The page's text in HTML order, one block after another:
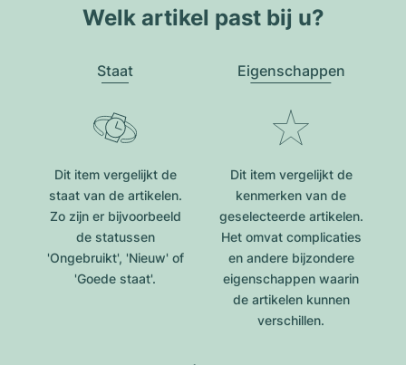
Welk artikel past bij u?
Staat
Dit item vergelijkt de
staat van de artikelen.
Zo zijn er bijvoorbeeld
de statussen
'Ongebruikt', 'Nieuw' of
'Goede staat'.
Eigenschappen
Dit item vergelijkt de
kenmerken van de
geselecteerde artikelen.
Het omvat complicaties
en andere bijzondere
eigenschappen waarin
de artikelen kunnen
verschillen.